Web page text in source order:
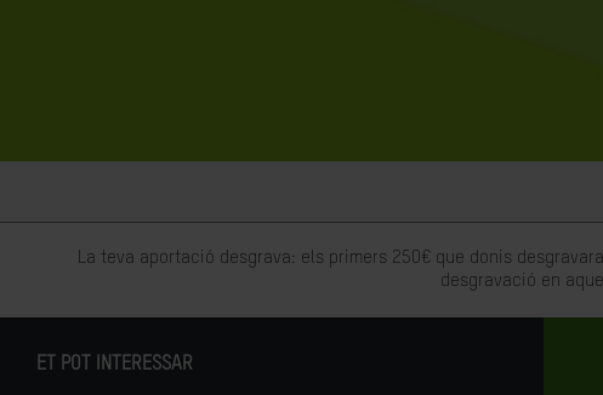
La teva aportació desgrava: els primers 250€ que donis
desgravació en
ET POT INTERESSAR